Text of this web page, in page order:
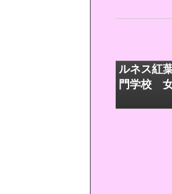
ルネス紅
門学校